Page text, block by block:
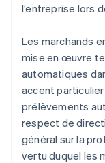
l’entreprise lors
Les marchands
mise en œuvre
automatiques
accent
prélèvements
respect de
général sur la
vertu duquel les